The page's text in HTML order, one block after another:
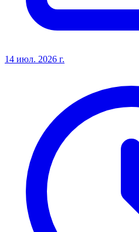
14 июл. 2026 г.